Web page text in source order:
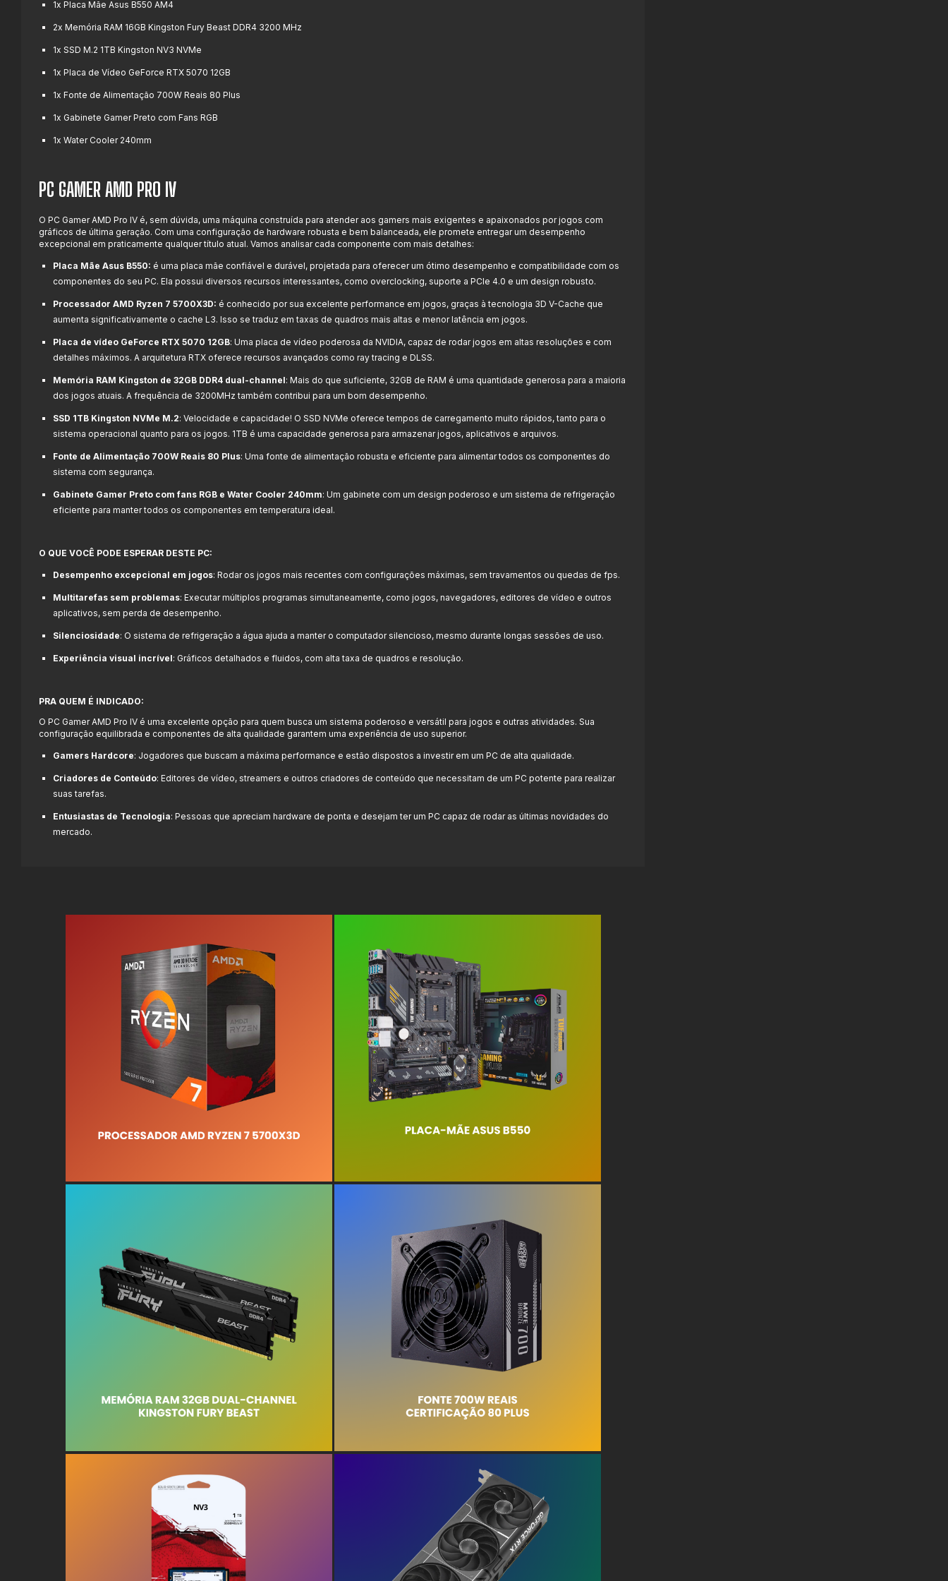
1x Placa Mãe Asus B550 AM4
2x Memória RAM 16GB Kingston Fury Beast DDR4 3200 MHz
1x SSD M.2 1TB Kingston NV3 NVMe
1x Placa de Vídeo GeForce RTX 5070 12GB
1x Fonte de Alimentação 700W Reais 80 Plus
1x Gabinete Gamer Preto com Fans RGB
1x Water Cooler 240mm
PC GAMER AMD PRO IV
O PC Gamer AMD Pro IV é, sem dúvida, uma máquina construída para atender aos gamers mais exigentes e apaixonados por jogos com
gráficos de última geração. Com uma configuração de hardware robusta e bem balanceada, ele promete entregar um desempenho
excepcional em praticamente qualquer título atual. Vamos analisar cada componente com mais detalhes:
Placa Mãe Asus B550: é uma placa mãe confiável e durável, projetada para oferecer um ótimo desempenho e compatibilidade com os
componentes do seu PC. Ela possui diversos recursos interessantes, como overclocking, suporte a PCIe 4.0 e um design robusto.
Processador AMD Ryzen 7 5700X3D: é conhecido por sua excelente performance em jogos, graças à tecnologia 3D V-Cache que
aumenta significativamente o cache L3. Isso se traduz em taxas de quadros mais altas e menor latência em jogos.
Placa de vídeo GeForce RTX 5070 12GB: Uma placa de vídeo poderosa da NVIDIA, capaz de rodar jogos em altas resoluções e com
detalhes máximos. A arquitetura RTX oferece recursos avançados como ray tracing e DLSS.
Memória RAM Kingston de 32GB DDR4 dual-channel: Mais do que suficiente, 32GB de RAM é uma quantidade generosa para a maioria
dos jogos atuais. A frequência de 3200MHz também contribui para um bom desempenho.
SSD 1TB Kingston NVMe M.2: Velocidade e capacidade! O SSD NVMe oferece tempos de carregamento muito rápidos, tanto para o
sistema operacional quanto para os jogos. 1TB é uma capacidade generosa para armazenar jogos, aplicativos e arquivos.
Fonte de Alimentação 700W Reais 80 Plus: Uma fonte de alimentação robusta e eficiente para alimentar todos os componentes do
sistema com segurança.
Gabinete Gamer Preto com fans RGB e Water Cooler 240mm: Um gabinete com um design poderoso e um sistema de refrigeração
eficiente para manter todos os componentes em temperatura ideal.
O QUE VOCÊ PODE ESPERAR DESTE PC:
Desempenho excepcional em jogos: Rodar os jogos mais recentes com configurações máximas, sem travamentos ou quedas de fps.
Multitarefas sem problemas: Executar múltiplos programas simultaneamente, como jogos, navegadores, editores de vídeo e outros
aplicativos, sem perda de desempenho.
Silenciosidade: O sistema de refrigeração a água ajuda a manter o computador silencioso, mesmo durante longas sessões de uso.
Experiência visual incrível: Gráficos detalhados e fluidos, com alta taxa de quadros e resolução.
PRA QUEM É INDICADO:
O PC Gamer AMD Pro IV é uma excelente opção para quem busca um sistema poderoso e versátil para jogos e outras atividades. Sua
configuração equilibrada e componentes de alta qualidade garantem uma experiência de uso superior.
Gamers Hardcore: Jogadores que buscam a máxima performance e estão dispostos a investir em um PC de alta qualidade.
Criadores de Conteúdo: Editores de vídeo, streamers e outros criadores de conteúdo que necessitam de um PC potente para realizar
suas tarefas.
Entusiastas de Tecnologia: Pessoas que apreciam hardware de ponta e desejam ter um PC capaz de rodar as últimas novidades do
mercado.